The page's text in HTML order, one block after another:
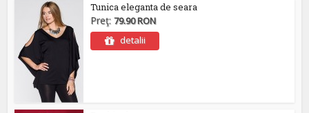
Tunica eleganta de seara
Preţ:79.90 RON
detalii